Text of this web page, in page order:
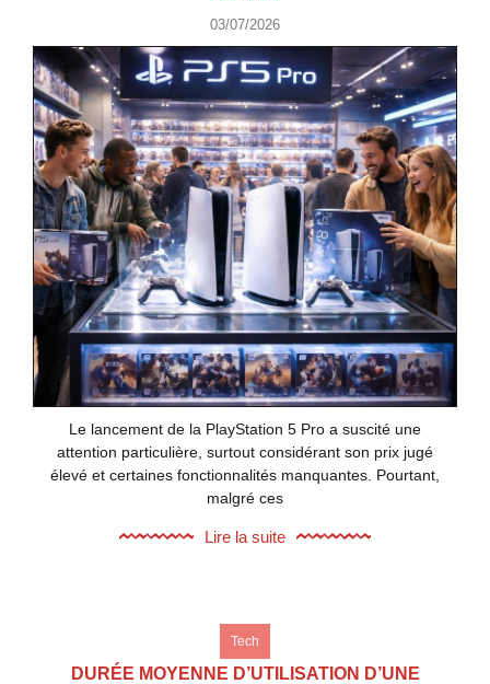
03/07/2026
Le lancement de la PlayStation 5 Pro a suscité une
attention particulière, surtout considérant son prix jugé
élevé et certaines fonctionnalités manquantes. Pourtant,
malgré ces
Lire la suite
Tech
DURÉE MOYENNE D’UTILISATION D’UNE